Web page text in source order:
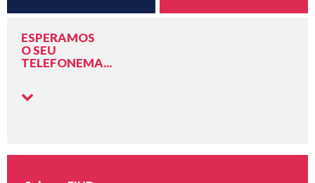
ESPERAMOS
O SEU
TELEFONEMA...